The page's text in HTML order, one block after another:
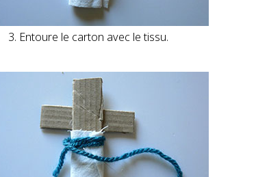
3. Entoure le carton avec le tissu.